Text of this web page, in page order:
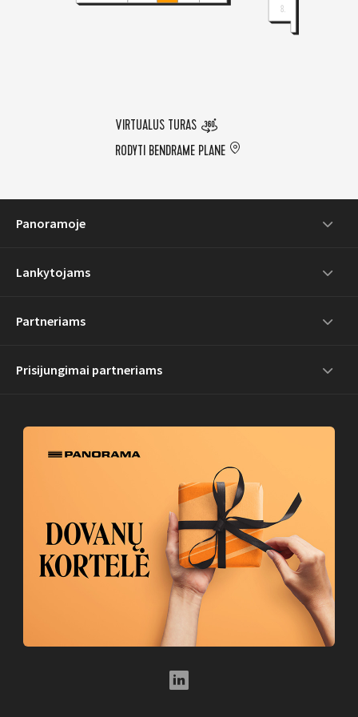
VIRTUALUS TURAS
RODYTI BENDRAME PLANE
Panoramoje
Lankytojams
Partneriams
Prisijungimai partneriams